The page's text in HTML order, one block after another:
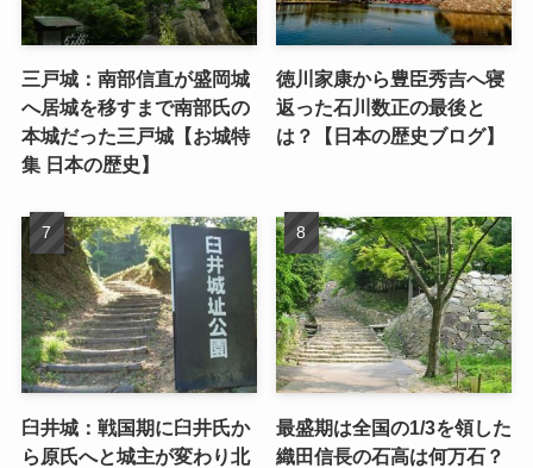
三戸城：南部信直が盛岡城
へ居城を移すまで南部氏の
本城だった三戸城【お城特
集 日本の歴史】
徳川家康から豊臣秀吉へ寝
返った石川数正の最後と
は？【日本の歴史ブログ】
臼井城：戦国期に臼井氏か
ら原氏へと城主が変わり北
最盛期は全国の1/3を領した
織田信長の石高は何万石？